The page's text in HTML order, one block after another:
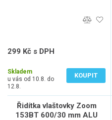
299 Kč s DPH
Skladem
u vás od 10.8. do
12.8.
KOUPIT
Řidítka vlaštovky Zoom
153BT 600/30 mm ALU